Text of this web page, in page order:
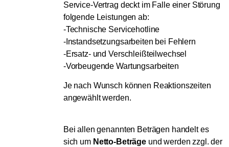
Service-Vertrag deckt im Falle einer Störung
folgende Leistungen ab:
-Technische Servicehotline
-Instandsetzungsarbeiten bei Fehlern
-Ersatz- und Verschleißteilwechsel
-Vorbeugende Wartungsarbeiten
Je nach Wunsch können Reaktionszeiten
angewählt werden.
Bei allen genannten Beträgen handelt es
sich um Netto-Beträge und werden zzgl. der